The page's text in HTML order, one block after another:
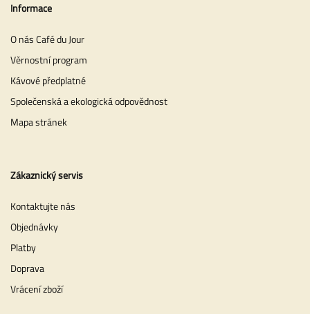
Informace
O nás Café du Jour
Věrnostní program
Kávové předplatné
Společenská a ekologická odpovědnost
Mapa stránek
Zákaznický servis
Kontaktujte nás
Objednávky
Platby
Doprava
Vrácení zboží